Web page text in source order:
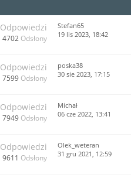
Odpowiedzi
4702 Odsłony
Stefan65
19 lis 2023, 18:42
Odpowiedzi
7599 Odsłony
poska38
30 sie 2023, 17:15
Odpowiedzi
7949 Odsłony
Michał
06 cze 2022, 13:41
Odpowiedzi
9611 Odsłony
Olek_weteran
31 gru 2021, 12:59